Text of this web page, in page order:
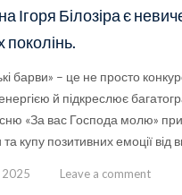
Ігоря Білозіра є
поколінь.
барви» – це не просто
й підкреслює
«За вас Господа молю»
купу позитивних емоції від
2025 Leave a comment